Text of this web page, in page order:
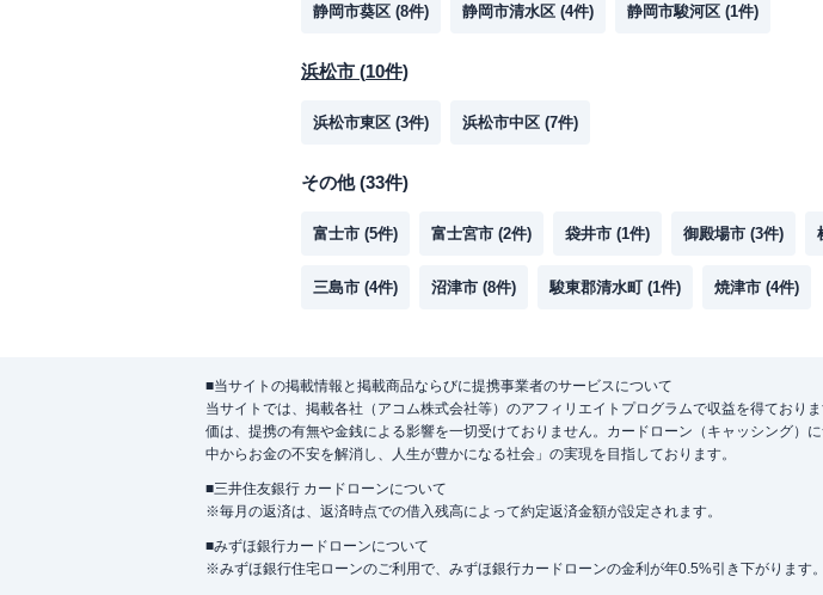
静岡市葵区 (8件) 静岡市清水区 (4件) 静岡市駿河区 (1件)
浜松市 (10件)
浜松市東区 (3件) 浜松市中区 (7件)
その他(33件)
富士市 (5件) 富士宮市 (2件) 袋井市 (1件) 御殿場市 (3件)
三島市 (4件) 沼津市 (8件) 駿東郡清水町 (1件) 焼津市 (4件)
■当サイトの掲載情報と掲載商品ならびに提携事業者のサービスについて
当サイトでは、掲載各社（アコム株式会社等）のアフィリエイトプログラムで収益を得てお
価は、提携の有無や金銭による影響を一切受けておりません。カードローン（キャッシング
中からお金の不安を解消し、人生が豊かになる社会」の実現を目指しております。
■三井住友銀行 カードローンについて
※毎月の返済は、返済時点での借入残高によって約定返済金額が設定されます。
■みずほ銀行カードローンについて
※みずほ銀行住宅ローンのご利用で、みずほ銀行カードローンの金利が年0.5%引き下がります